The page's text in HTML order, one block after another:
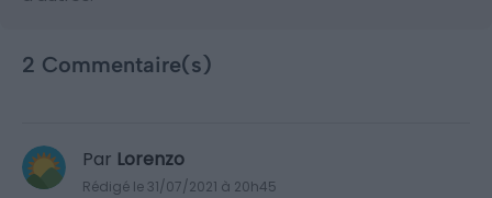
2 Commentaire(s)
Par Lorenzo
Rédigé le 31/07/2021 à 20h45